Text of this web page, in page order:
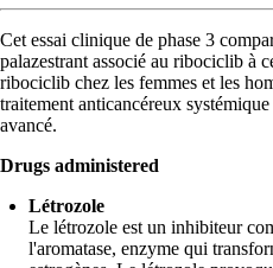
Cet essai clinique de phase 3
palazestrant associé au ribociclib à
ribociclib chez les femmes et les
traitement anticancéreux
avancé.
Drugs administered
Létrozole
Le létrozole est un inhibiteur
l'aromatase, enzyme qui